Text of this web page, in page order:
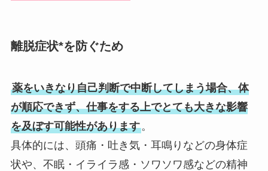
離脱症状*を防ぐため
薬をいきなり自己判断で中断してしまう場合、体
が順応できず、仕事をする上でとても大きな影響
を及ぼす可能性があります。
具体的には、頭痛・吐き気・耳鳴りなどの身体症
状や、不眠・イライラ感・ソワソワ感などの精神